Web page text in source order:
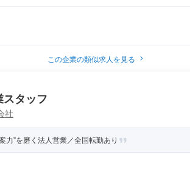
この企業の類似求人を見る
スタッフ
社
力”を磨く法人営業／全国転勤あり